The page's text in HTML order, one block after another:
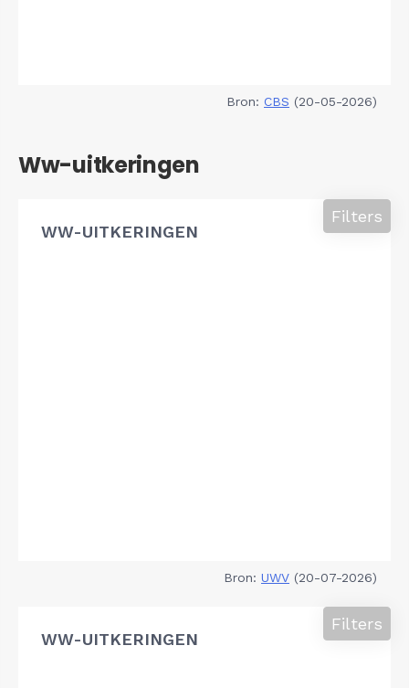
Bron: CBS (20-05-2026)
Ww-uitkeringen
WW-UITKERINGEN
Filters
Bron: UWV (20-07-2026)
WW-UITKERINGEN
Filters